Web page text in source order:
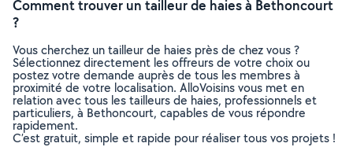
Comment trouver un tailleur de haies à Bethoncourt
?
Vous cherchez un tailleur de haies près de chez vous ?
Sélectionnez directement les offreurs de votre choix ou
postez votre demande auprès de tous les membres à
proximité de votre localisation. AlloVoisins vous met en
relation avec tous les tailleurs de haies, professionnels et
particuliers, à Bethoncourt, capables de vous répondre
rapidement.
C’est gratuit, simple et rapide pour réaliser tous vos projets !